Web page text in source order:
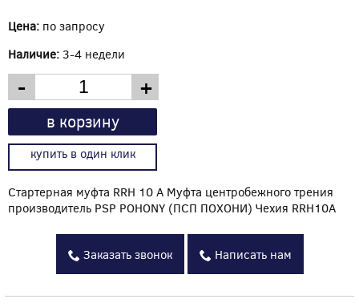
Цена: по запросу
Наличие: 3-4 недели
- +
в корзину
купить в один клик
Стартерная муфта RRH 10 A Муфта центробежного трения
производитель PSP POHONY (ПСП ПОХОНИ) Чехия RRH10A
Заказать звонок Написать нам